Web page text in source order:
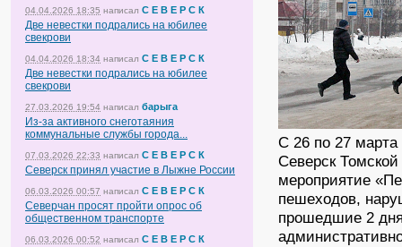
04.04.2026 18:35 написал С Е В Е Р С К
Две невестки подрались на юбилее
свекрови
04.04.2026 18:34 написал С Е В Е Р С К
Две невестки подрались на юбилее
свекрови
27.03.2026 19:54 написал барыга
Из-за активного снеготаяния
коммунальные службы города...
07.03.2026 22:33 написал С Е В Е Р С К
Северск принял участие в Лыжне России
06.03.2026 00:57 написал С Е В Е Р С К
Северчан просят пройти опрос об
общественном транспорте
06.03.2026 00:52 написал С Е В Е Р С К
С 26 по 27
Северск
мероприятие
пешеходов,
прошедшие 2 дня